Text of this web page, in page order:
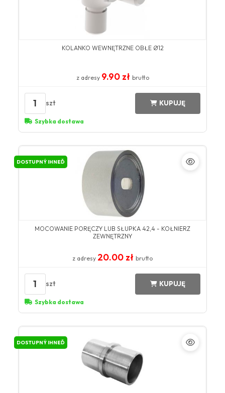
KOLANKO WEWNĘTRZNE OBŁE Ø12
z adresy 9.90 zł brutto
1 szt KUPUJĘ
Szybka dostawa
DOSTUPNÝ IHNEĎ
MOCOWANIE PORĘCZY LUB SŁUPKA 42,4 - KOŁNIERZ
ZEWNĘTRZNY
z adresy 20.00 zł brutto
1 szt KUPUJĘ
Szybka dostawa
DOSTUPNÝ IHNEĎ